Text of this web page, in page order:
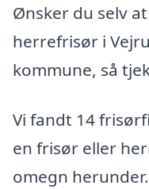
Ønsker du selv
herrefrisør i
kommune, så
Vi fandt 14
en frisør eller
omegn